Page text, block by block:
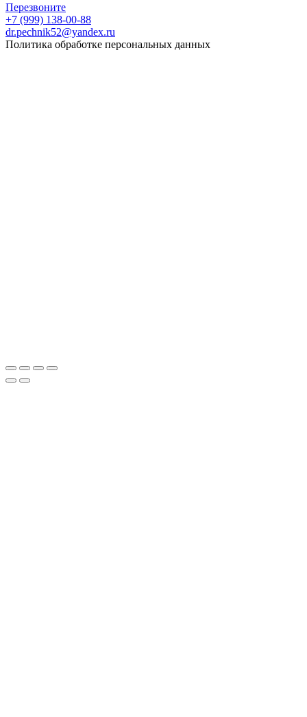
Перезвоните
+7 (999) 138-00-88
dr.pechnik52@yandex.ru
Политика обработке персональных данных